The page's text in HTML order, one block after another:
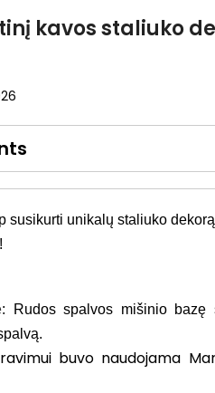
kavos staliuko
susikurti unikalų staliuko
:
Rudos spalvos mišinio
buvo naudojama